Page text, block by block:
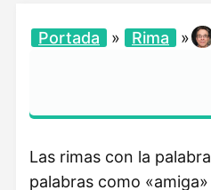
Portada » Rima »
Las rimas con la
palabras como